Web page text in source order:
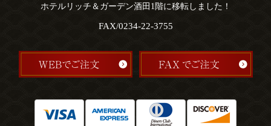
ホテルリッチ＆ガーデン酒田1階に移転しました！
FAX/0234-22-3755